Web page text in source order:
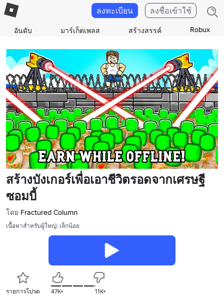
อันดับ มาร์เก็ตเพลส สร้างสรรค์ Robux
ลงทะเบียน ลงชื่อเข้าใช้
สร้างบังเกอร์เพื่อเอาชีวิตรอดจากเศรษฐี
ซอมบี้
โดย Fractured Column
เนื้อหาสำหรับผู้ใหญ่: เล็กน้อย
รายการโปรด 47K+ 11K+